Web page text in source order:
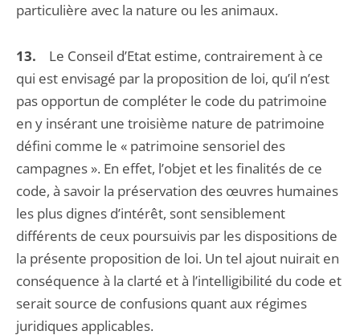
particulière avec la nature ou les animaux.
13.
Le Conseil d’Etat estime, contrairement à ce
qui est envisagé par la proposition de loi, qu’il n’est
pas opportun de compléter le code du patrimoine
en y insérant une troisième nature de patrimoine
défini comme le « patrimoine sensoriel des
campagnes ». En effet, l’objet et les finalités de ce
code, à savoir la préservation des œuvres humaines
les plus dignes d’intérêt, sont sensiblement
différents de ceux poursuivis par les dispositions de
la présente proposition de loi. Un tel ajout nuirait en
conséquence à la clarté et à l’intelligibilité du code et
serait source de confusions quant aux régimes
juridiques applicables.